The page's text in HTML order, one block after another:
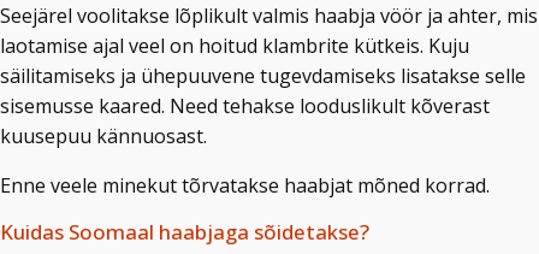
Seejärel voolitakse lõplikult valmis haabja vöör ja ahter, mis
laotamise ajal veel on hoitud klambrite kütkeis. Kuju
säilitamiseks ja ühepuuvene tugevdamiseks lisatakse selle
sisemusse kaared. Need tehakse looduslikult kõverast
kuusepuu kännuosast.
Enne veele minekut tõrvatakse haabjat mõned korrad.
Kuidas Soomaal haabjaga sõidetakse?